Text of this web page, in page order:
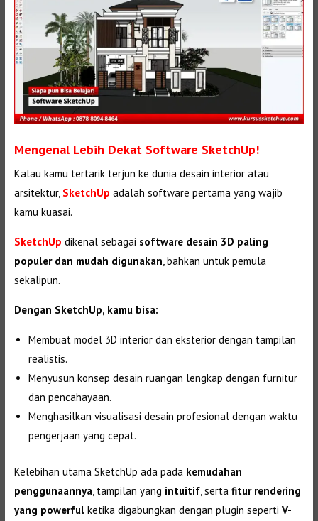
Mengenal Lebih Dekat Software SketchUp!
Kalau kamu tertarik terjun ke dunia desain interior atau
arsitektur, SketchUp adalah software pertama yang wajib
kamu kuasai.
SketchUp dikenal sebagai software desain 3D paling
populer dan mudah digunakan , bahkan untuk pemula
sekalipun.
Dengan SketchUp, kamu bisa:
Membuat model 3D interior dan eksterior dengan tampilan
realistis.
Menyusun konsep desain ruangan lengkap dengan furnitur
dan pencahayaan.
Menghasilkan visualisasi desain profesional dengan waktu
pengerjaan yang cepat.
Kelebihan utama SketchUp ada pada kemudahan
penggunaannya , tampilan yang intuitif, serta fitur rendering
yang powerfulketika digabungkan dengan plugin seperti V-